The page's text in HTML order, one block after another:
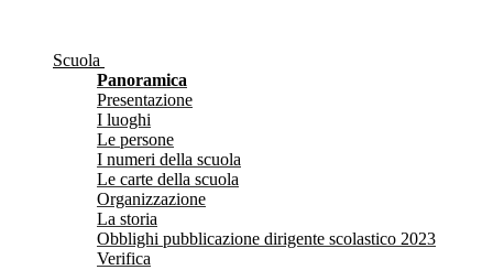
Scuola
Panoramica
Presentazione
I luoghi
Le persone
I numeri della scuola
Le carte della scuola
Organizzazione
La storia
Obblighi pubblicazione dirigente scolastico 2023
Verifica